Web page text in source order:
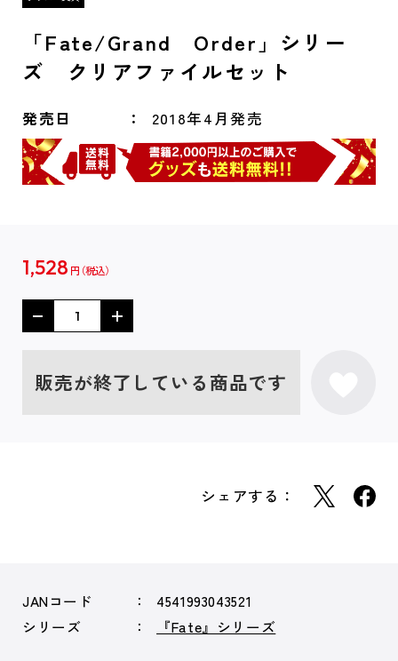
「Fate/Grand Order」シリー
ズ クリアファイルセット
発売日 2018年4月発売
1,528 円
販売が終了している商品です
シェアする：
JANコード
4541993043521
シリーズ
『Fate』シリーズ